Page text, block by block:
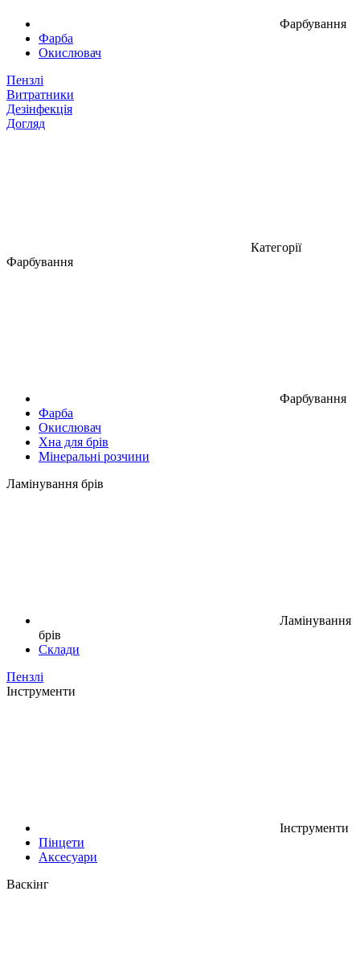
Фарбування
Фарба
Окислювач
Пензлі
Витратники
Дезінфекція
Догляд
Категорії
Фарбування
Фарбування
Фарба
Окислювач
Хна для брів
Мінеральні розчини
Ламінування брів
Ламінування
брів
Склади
Пензлі
Інструменти
Інструменти
Пінцети
Аксесуари
Васкінг